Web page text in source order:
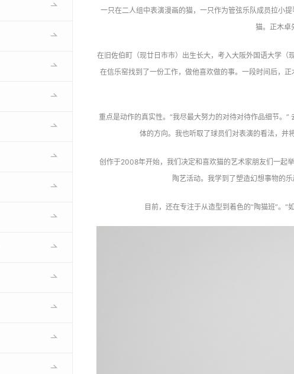
一只在二人组中表演漫画的猫，一只作为管弦乐队成员拉小
猫。正木卓
在旧佐伯町（现廿日市市）出生长大，考入大阪外国语大学
在信乐窑找到了一份工作，做他喜欢做的事。一段时间后，
重点是动作的真实性。“我尽最大努力的对待对待作品细节。
体的方向。我也听取了球员们对表演的看法，并
创作于2008年开始，我们决定和喜欢猫的艺术家朋友们一起
陶艺活动。我学到了塑造幻想事物的
目前，还在专注于从造型到着色的“陶猫班”。